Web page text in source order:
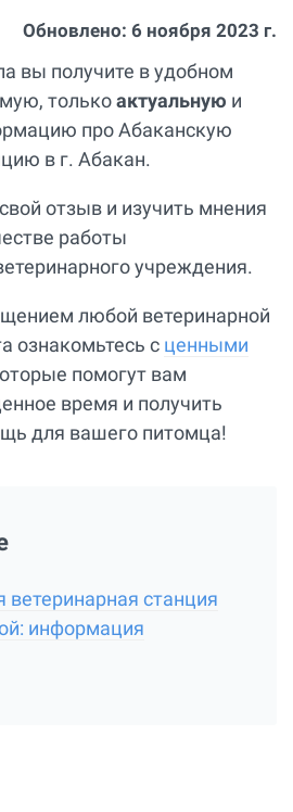
Обновлено: 6 ноября 2023 г.
вы получите в удобном
толькоактуальную и
про Абаканскую
в г. Абакан.
отзыв и изучить мнения
работы
учреждения.
любой ветеринарной
ознакомьтесь с ценными
помогут вам
время и получить
для вашего питомца!
ветеринарная станция
информация